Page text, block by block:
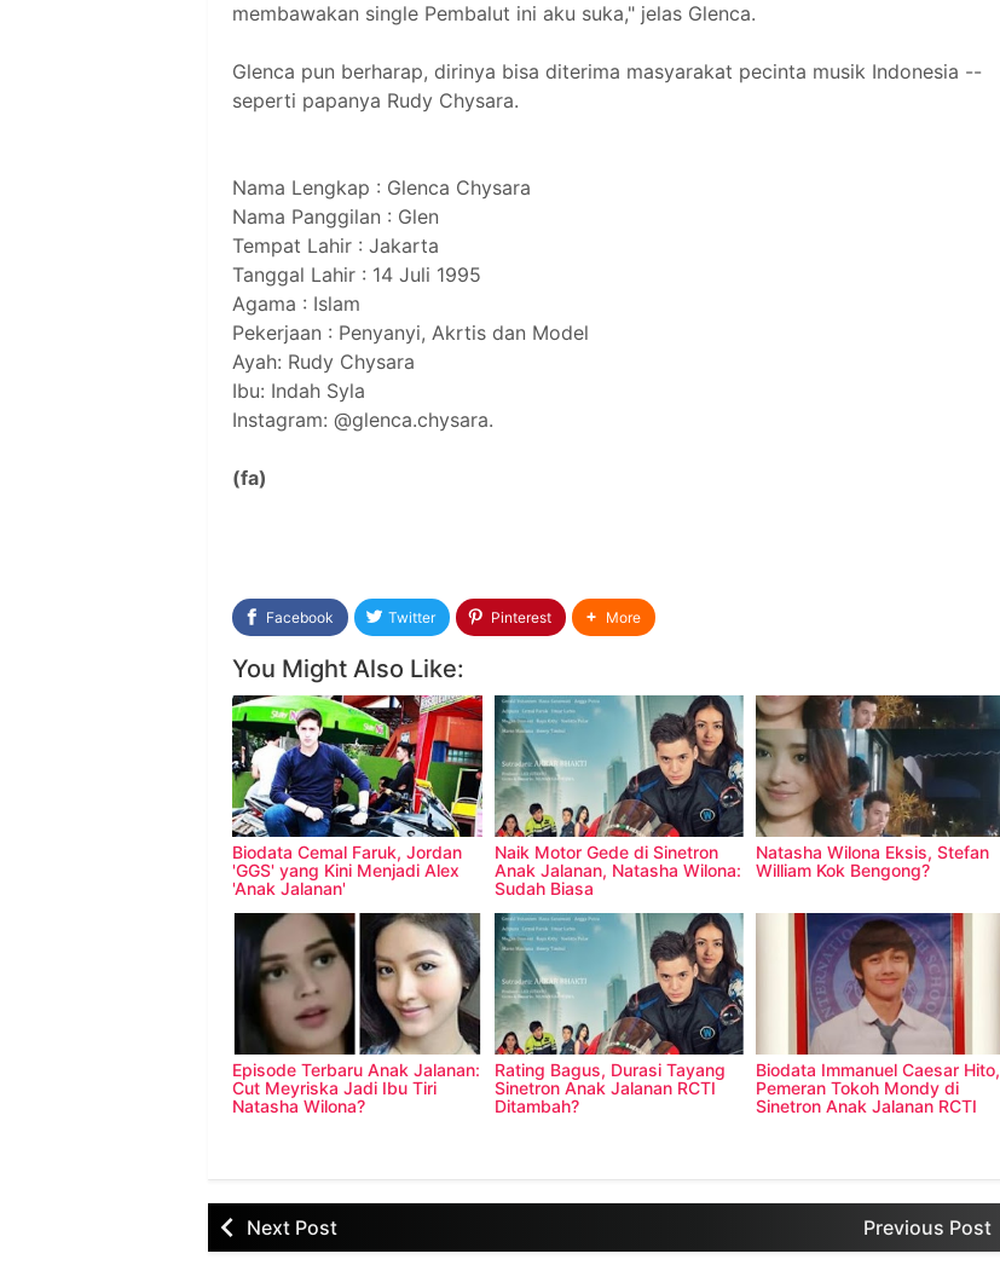
membawakan single Pembalut ini aku suka," jelas Glenca.
Glenca pun berharap, dirinya bisa diterima masyarakat pecinta musik Indonesia --
seperti papanya Rudy Chysara.
Nama Lengkap : Glenca Chysara
Nama Panggilan : Glen
Tempat Lahir : Jakarta
Tanggal Lahir : 14 Juli 1995
Agama : Islam
Pekerjaan : Penyanyi, Akrtis dan Model
Ayah: Rudy Chysara
Ibu: Indah Syla
Instagram: @glenca.chysara.
(fa)
Facebook Twitter Pinterest More
You Might Also Like:
Biodata Cemal Faruk, Jordan
'GGS' yang Kini Menjadi Alex
'Anak Jalanan'
Naik Motor Gede di Sinetron
Anak Jalanan, Natasha Wilona:
Sudah Biasa
Natasha Wilona Eksis, Stefan
William Kok Bengong?
Episode Terbaru Anak Jalanan:
Cut Meyriska Jadi Ibu Tiri
Natasha Wilona?
Rating Bagus, Durasi Tayang
Sinetron Anak Jalanan RCTI
Ditambah?
Biodata Immanuel Caesar Hito,
Pemeran Tokoh Mondy di
Sinetron Anak Jalanan RCTI
Next Post Previous Post